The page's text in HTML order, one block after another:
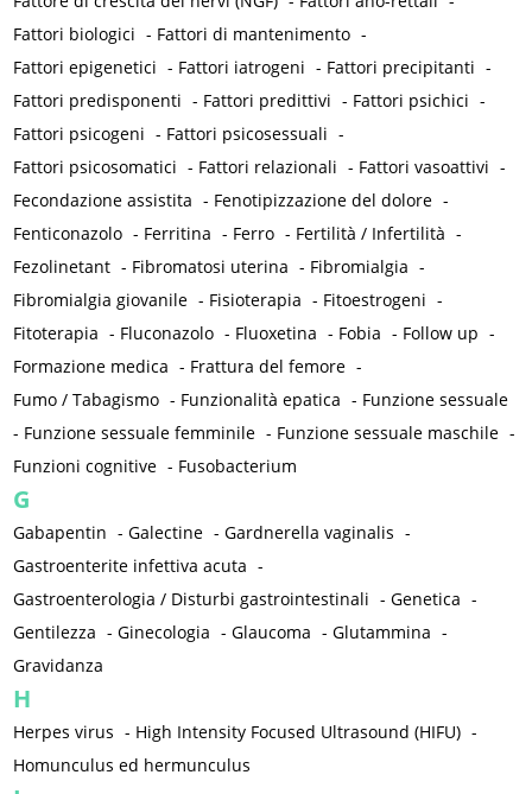
Fattori biologici - Fattori di mantenimento -
Fattori epigenetici - Fattori iatrogeni - Fattori precipitanti -
Fattori predisponenti - Fattori predittivi - Fattori psichici -
Fattori psicogeni - Fattori psicosessuali -
Fattori psicosomatici - Fattori relazionali - Fattori vasoattivi -
Fecondazione assistita - Fenotipizzazione del dolore -
Fenticonazolo - Ferritina - Ferro - Fertilità / Infertilità -
Fezolinetant - Fibromatosi uterina - Fibromialgia -
Fibromialgia giovanile - Fisioterapia - Fitoestrogeni -
Fitoterapia - Fluconazolo - Fluoxetina - Fobia - Follow up -
Formazione medica - Frattura del femore -
Fumo / Tabagismo - Funzionalità epatica - Funzione sessuale
- Funzione sessuale femminile - Funzione sessuale maschile -
Funzioni cognitive - Fusobacterium
G
Gabapentin -Galectine -Gardnerella vaginalis -
Gastroenterite infettiva acuta -
Gastroenterologia / Disturbi gastrointestinali -Genetica -
Gentilezza -Ginecologia -Glaucoma -Glutammina -
Gravidanza
H
Herpes virus - High Intensity Focused Ultrasound (HIFU) -
Homunculus ed hermunculus